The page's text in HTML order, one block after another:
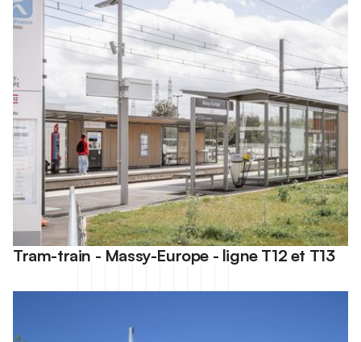
Tram-train - Massy-Europe - ligne T12 et T13